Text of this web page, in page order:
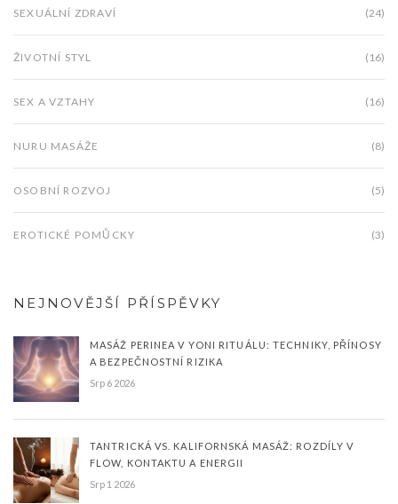
SEXUÁLNÍ ZDRAVÍ (24)
ŽIVOTNÍ STYL (16)
SEX A VZTAHY (16)
NURU MASÁŽE (8)
OSOBNÍ ROZVOJ (5)
EROTICKÉ POMŮCKY (3)
NEJNOVĚJŠÍ PŘÍSPĚVKY
MASÁŽ PERINEA V YONI RITUÁLU: TECHNIKY, PŘÍNOSY
A BEZPEČNOSTNÍ RIZIKA
Srp 6 2026
TANTRICKÁ VS. KALIFORNSKÁ MASÁŽ: ROZDÍLY V
FLOW, KONTAKTU A ENERGII
Srp 1 2026